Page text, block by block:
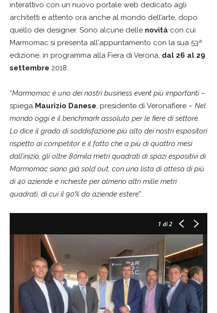
interattivo con un nuovo portale web dedicato agli
architetti e attento ora anche al mondo dell’arte, dopo
quello dei designer. Sono alcune delle novità con cui
Marmomac si presenta all'appuntamento con la sua 53ª
edizione, in programma alla Fiera di Verona, dal 26 al 29
settembre 2018.
“Marmomac è uno dei nostri business event più importanti–
spiega Maurizio Danese, presidente di Veronafiere – Nel
mondo oggi è il benchmark assoluto per le fiere di settore.
Lo dice il grado di soddisfazione più alto dei nostri espositori
rispetto ai competitor e il fatto che a più di quattro mesi
dall’inizio, gli oltre 80mila metri quadrati di spazi espositivi di
Marmomac siano già sold out, con una lista di attesa di più
di 40 aziende e richieste per almeno altri mille metri
quadrati, di cui il 90% da aziende estere”.
1 di 2